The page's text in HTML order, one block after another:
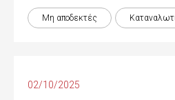
Μη αποδεκτές
02/10/2025